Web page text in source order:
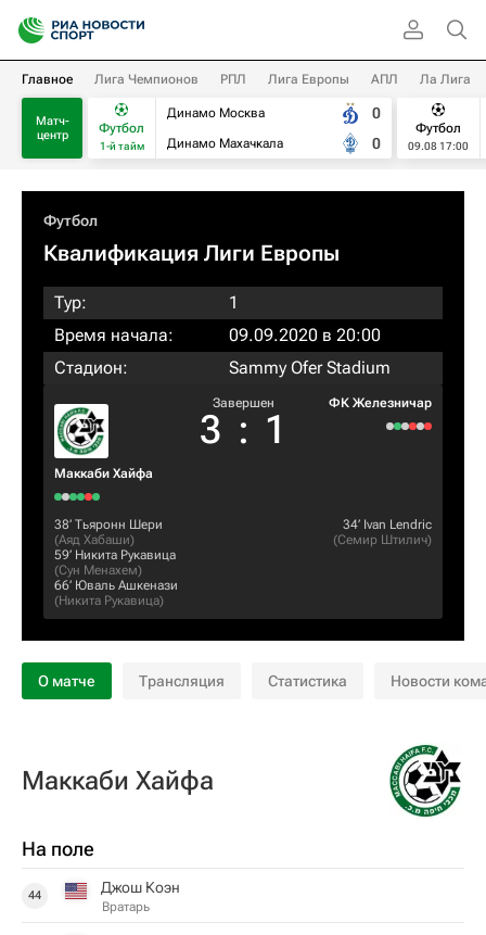
Главное Лига Чемпионов РПЛ Лига Европы АПЛ Ла Лига
Матч-
центр
Футбол
1-й тайм
Динамо Москва
Динамо Махачкала
0
0
Футбол
09.08 17:00
Футбол
Квалификация Лиги Европы
Тур:
1
Время начала:
09.09.2020 в 20:00
Стадион:
Sammy Ofer Stadium
Маккаби Хайфа
Завершен
3 : 1
ФК Железничар
38‎’‎ Тьяронн Шери
(Аяд Хабаши)
59‎’‎ Никита Рукавица
(Сун Менахем)
66‎’‎ Юваль Ашкенази
(Никита Рукавица)
34‎’‎ Ivan Lendric
(Семир Штилич)
О матче Трансляция Статистика Новости
Маккаби Хайфа
На поле
44 Джош Коэн
Вратарь